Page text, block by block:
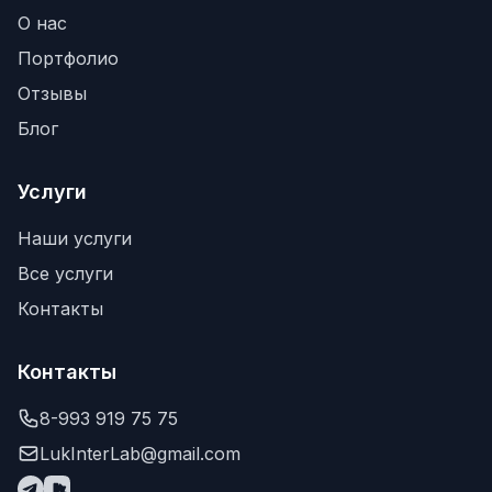
О нас
Портфолио
Отзывы
Блог
Услуги
Наши услуги
Все услуги
Контакты
Контакты
8-993 919 75 75
LukInterLab@gmail.com